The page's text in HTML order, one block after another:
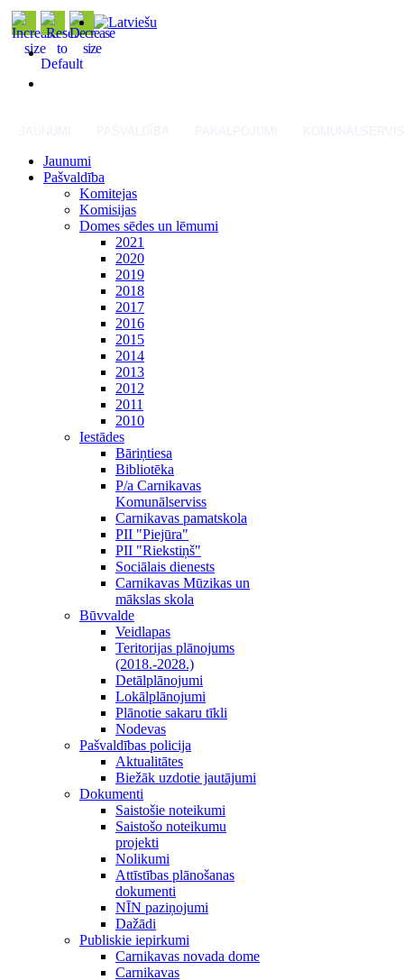
Jaunumi
Pašvaldība
Komitejas
Komisijas
Domes sēdes un lēmumi
2021
2020
2019
2018
2017
2016
2015
2014
2013
2012
2011
2010
Iestādes
Bāriņtiesa
Bibliotēka
P/a Carnikavas
Komunālserviss
Carnikavas pamatskola
PII "Piejūra"
PII "Riekstiņš"
Sociālais dienests
Carnikavas Mūzikas un
mākslas skola
Būvvalde
Veidlapas
Teritorijas plānojums
(2018.-2028.)
Detālplānojumi
Lokālplānojumi
Plānotie sakaru tīkli
Nodevas
Pašvaldības policija
Aktualitātes
Biežāk uzdotie jautājumi
Dokumenti
Saistošie noteikumi
Saistošo noteikumu
projekti
Nolikumi
Attīstības plānošanas
dokumenti
NĪN paziņojumi
Dažādi
Publiskie iepirkumi
Carnikavas novada dome
Carnikavas